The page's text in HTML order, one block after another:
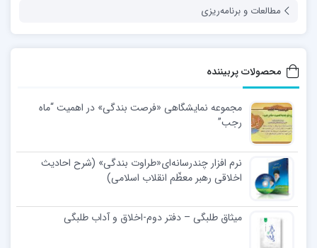
مطالعات و برنامه‌ریزی
محصولات پربیننده
مجموعه نمایشگاهی «فرصت بندگی» در اهمیت “ماه
رجب”
نرم افزار چندرسانه‌ای«طراوت بندگی» (شرح احادیث
اخلاقی رهبر معظّم انقلاب اسلامی)
میثاق طلبگی – دفتر دوم-اخلاق و آداب طلبگی